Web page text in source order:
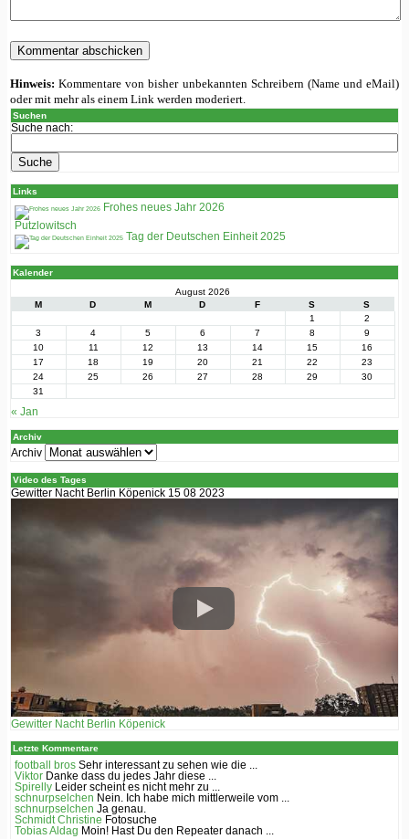
Hinweis: Kommentare von bisher unbekannten Schreibern (Name und eMail)
oder mit mehr als einem Link werden moderiert.
Suchen
Suche nach:
Links
Frohes neues Jahr 2026
Putzlowitsch
Tag der Deutschen Einheit 2025
Kalender
August 2026
M
D M D F S
S
1
2
3
4 5 6 7 8
9
10
11 12 13 14 15
16
17
18 19 20 21 22
23
24
25 26 27 28 29
30
31
« Jan
Archiv
Archiv
Video des Tages
Gewitter Nacht Berlin Köpenick 15 08 2023
Gewitter Nacht Berlin Köpenick
Letzte Kommentare
football bros Sehr interessant zu sehen wie die ...
Viktor Danke dass du jedes Jahr diese ...
Spirelly
Leider scheint es nicht mehr zu ...
schnurpselchen Nein. Ich habe mich mittlerweile vom ...
schnurpselchen Ja genau.
Schmidt Christine Fotosuche
Tobias Aldag Moin! Hast Du den Repeater danach ...